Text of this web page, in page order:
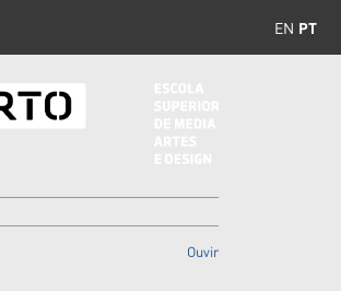
EN PT
Ouvir